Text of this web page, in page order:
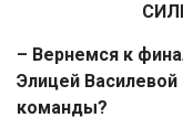
– Вернемся к
Элицей
команды?